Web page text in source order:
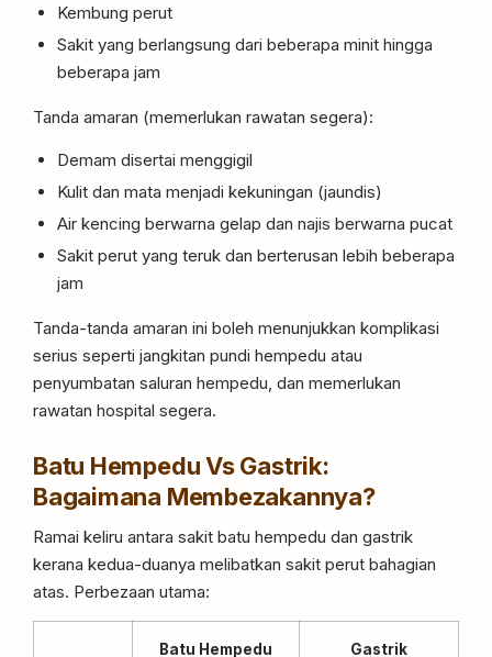
Kembung perut
Sakit yang berlangsung dari beberapa minit hingga
beberapa jam
Tanda amaran (memerlukan rawatan segera):
Demam disertai menggigil
Kulit dan mata menjadi kekuningan (jaundis)
Air kencing berwarna gelap dan najis berwarna pucat
Sakit perut yang teruk dan berterusan lebih beberapa
jam
Tanda-tanda amaran ini boleh menunjukkan komplikasi
serius seperti jangkitan pundi hempedu atau
penyumbatan saluran hempedu, dan memerlukan
rawatan hospital segera.
Batu Hempedu Vs Gastrik:
Bagaimana Membezakannya?
Ramai keliru antara sakit batu hempedu dan gastrik
kerana kedua-duanya melibatkan sakit perut bahagian
atas. Perbezaan utama:
Batu Hempedu Gastrik